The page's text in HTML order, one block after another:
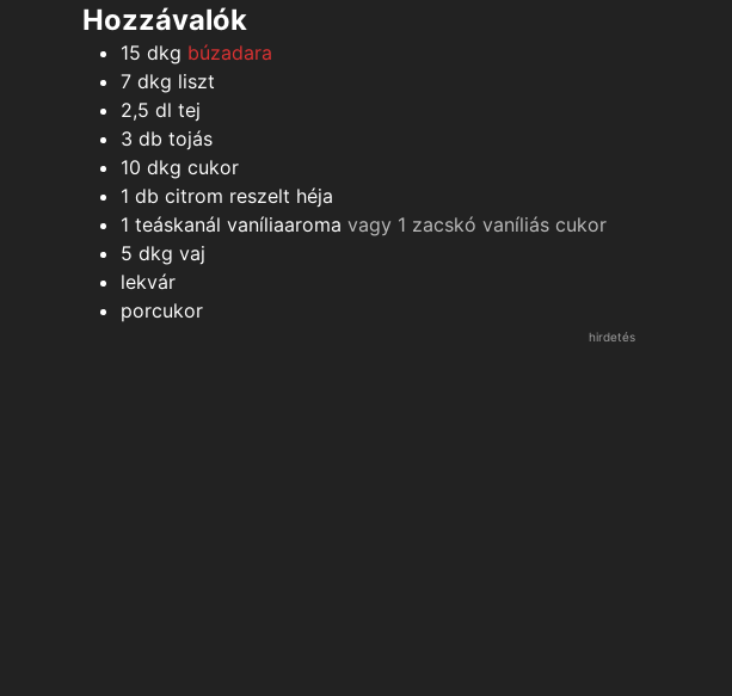
Hozzávalók
15 dkg búzadara
7 dkg liszt
2,5 dl tej
3 db tojás
10 dkg cukor
1 db citrom reszelt héja
1 teáskanál vaníliaaroma vagy 1 zacskó vaníliás cukor
5 dkg vaj
lekvár
porcukor
hirdetés